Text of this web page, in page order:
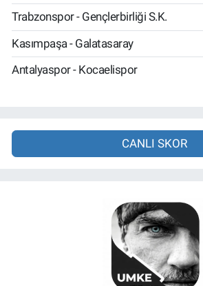
Trabzonspor - Gençlerbirliği S.K.
Kasımpaşa - Galatasaray
Antalyaspor - Kocaelispor
CANLI SKOR